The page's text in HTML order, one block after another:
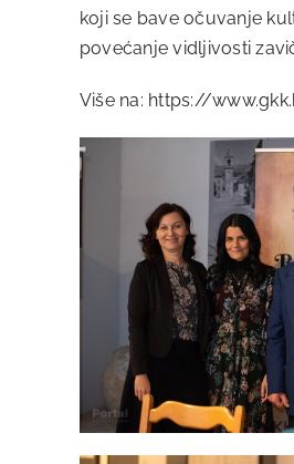
koji se bave očuvanje
povećanje vidljivosti
Više na: https://